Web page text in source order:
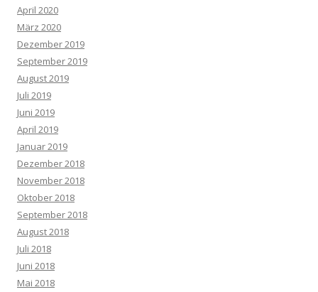
April 2020
März 2020
Dezember 2019
September 2019
August 2019
Juli 2019
Juni 2019
April 2019
Januar 2019
Dezember 2018
November 2018
Oktober 2018
September 2018
August 2018
Juli 2018
Juni 2018
Mai 2018